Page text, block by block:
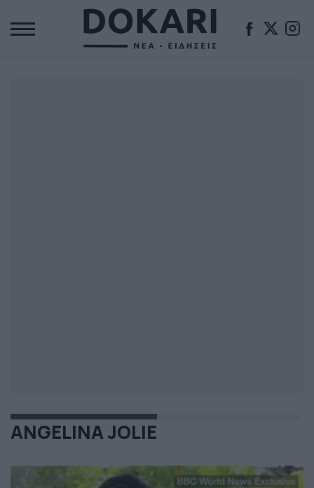
ANGELINA JOLIE